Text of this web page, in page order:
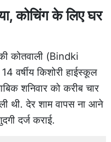
कोचिंग के लिए घर
कोतवाली (Bindki
वर्षीय किशोरी हाईस्कूल
शनिवार को करीब चार
थी. देर शाम वापस ना आने
दर्ज कराई.